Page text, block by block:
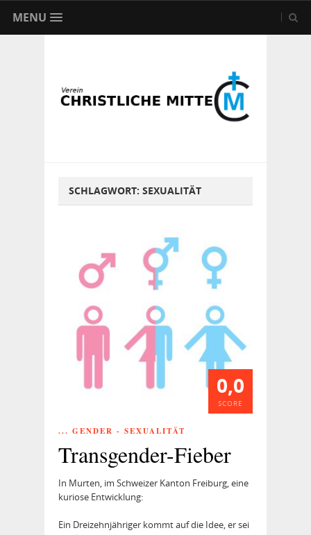
MENU
SCHLAGWORT: SEXUALITÄT
0,0
SCORE
... GENDER - SEXUALITÄT
Transgender-Fieber
In Murten, im Schweizer Kanton Freiburg, eine
kuriose Ent­wicklung:
Ein Dreizehnjähriger kommt auf die Idee, er sei